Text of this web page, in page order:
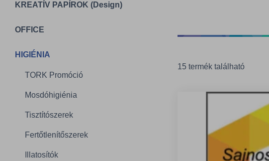
KREATÍV PAPÍROK (Design)
OFFICE
HIGIÉNIA
TORK Promóció
Mosdóhigiénia
Tisztítószerek
Fertőtlenítőszerek
Illatosítók
15 termék található